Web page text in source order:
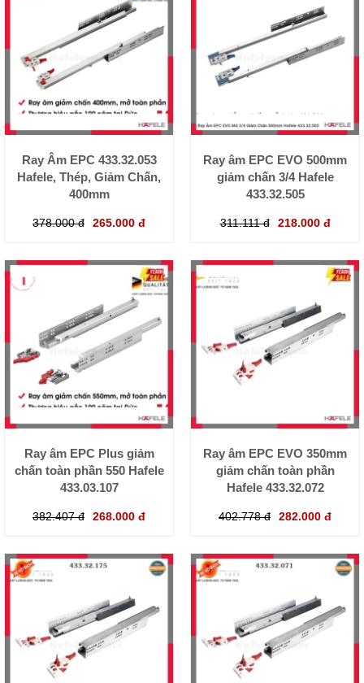
Ray Âm EPC 433.32.053
Hafele, Thép, Giảm Chấn,
400mm
378.000 đ 265.000 đ
Ray âm EPC EVO 500mm
giảm chấn 3/4 Hafele
433.32.505
311.111 đ 218.000 đ
Ray âm EPC Plus giảm
chấn toàn phần 550 Hafele
433.03.107
382.407 đ 268.000 đ
Ray âm EPC EVO 350mm
giảm chấn toàn phần
Hafele 433.32.072
402.778 đ 282.000 đ